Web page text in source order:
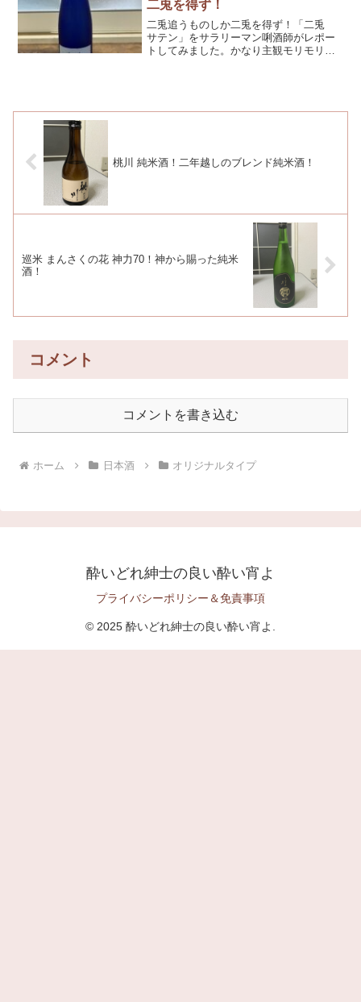
二兎を得ず！
二兎追うものしか二兎を得ず！「二兎
サテン」をサラリーマン唎酒師がレポー
トしてみました。かなり主観モリモリで
桃川 純米酒！二年越しのブレンド純米酒！
巡米 まんさくの花 神力70！神から賜った純米
酒！
コメント
コメントを書き込む
ホーム 日本酒 オリジナルタイプ
酔いどれ紳士の良い酔い宵よ
プライバシーポリシー＆免責事項
© 2025 酔いどれ紳士の良い酔い宵よ.